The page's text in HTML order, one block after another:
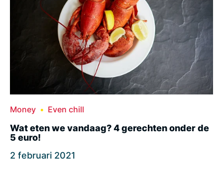
Money Even chill
Wat eten we vandaag? 4 gerechten onder de
5 euro!
2 februari 2021